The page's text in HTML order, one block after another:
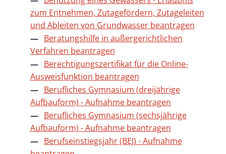
zum Entnehmen, Zutagefördern, Zutageleiten
und Ableiten von Grundwasser beantragen
Beratungshilfe in außergerichtlichen
Verfahren beantragen
Berechtigungszertifikat für die Online-
Ausweisfunktion beantragen
Berufliches Gymnasium (dreijährige
Aufbauform) - Aufnahme beantragen
Berufliches Gymnasium (sechsjährige
Aufbauform) - Aufnahme beantragen
Berufseinstiegsjahr (BEJ) - Aufnahme